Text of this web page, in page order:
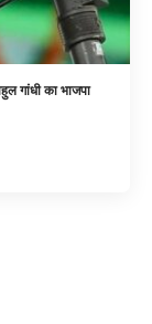
गांधी का भाजपा